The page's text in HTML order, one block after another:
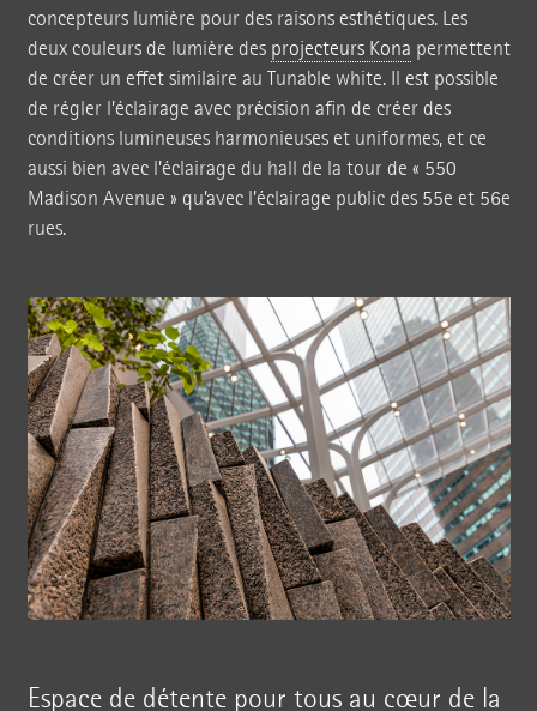
concepteurs lumière pour des raisons esthétiques. Les
deux couleurs de lumière des projecteurs Kona permettent
de créer un effet similaire au Tunable white. Il est possible
de régler l’éclairage avec précision afin de créer des
conditions lumineuses harmonieuses et uniformes, et ce
aussi bien avec l’éclairage du hall de la tour de « 550
Madison Avenue » qu’avec l’éclairage public des 55e et 56e
rues.
Espace de détente pour tous au cœur de la